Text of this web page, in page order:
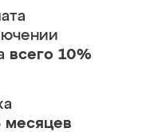
всего 10%
месяцев